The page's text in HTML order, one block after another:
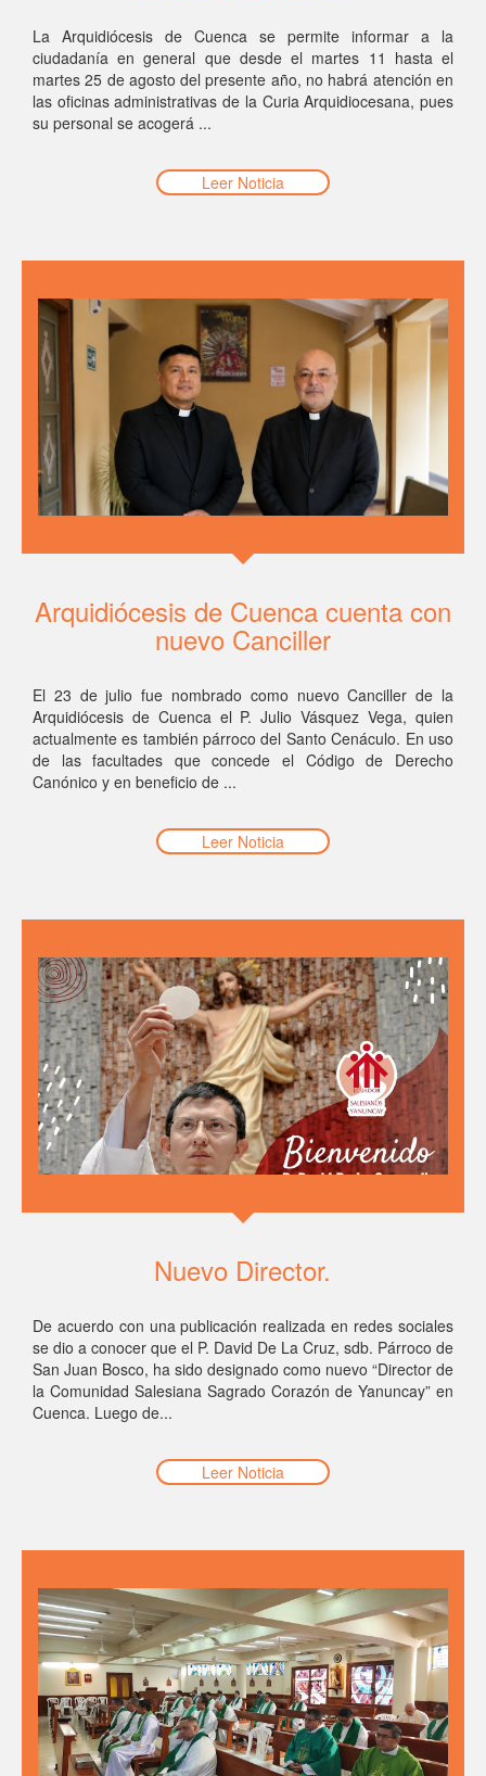
La Arquidiócesis de Cuenca se permite informar a la
ciudadanía en general que desde el martes 11 hasta el
martes 25 de agosto del presente año, no habrá atención en
las oficinas administrativas de la Curia Arquidiocesana, pues
su personal se acogerá ...
Leer Noticia
Arquidiócesis de Cuenca cuenta con
nuevo Canciller
El 23 de julio fue nombrado como nuevo Canciller de la
Arquidiócesis de Cuenca el P. Julio Vásquez Vega, quien
actualmente es también párroco del Santo Cenáculo. En uso
de las facultades que concede el Código de Derecho
Canónico y en beneficio de ...
Leer Noticia
Nuevo Director.
De acuerdo con una publicación realizada en redes sociales
se dio a conocer que el P. David De La Cruz, sdb. Párroco de
San Juan Bosco, ha sido designado como nuevo “Director de
la Comunidad Salesiana Sagrado Corazón de Yanuncay” en
Cuenca. Luego de...
Leer Noticia